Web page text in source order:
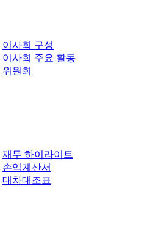
이사회 구성
이사회 주요 활동
위원회
재무 하이라이트
손익계산서
대차대조표